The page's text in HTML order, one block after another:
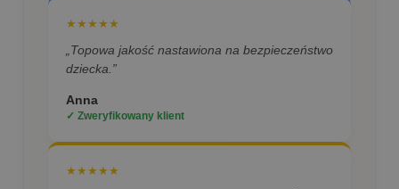
★★★★★
„Topowa jakość nastawiona na bezpieczeństwo
dziecka.”
Anna
✓ Zweryfikowany klient
★★★★★